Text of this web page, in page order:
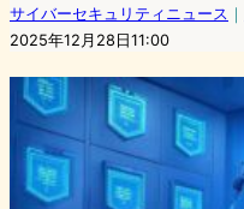
サイバーセキュリティニュース ｜
2025年12月28日11:00